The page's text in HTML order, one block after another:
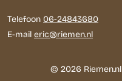
Telefoon 06-24843680
E-mail eric@riemen.nl
© 2026 Riemen.nl